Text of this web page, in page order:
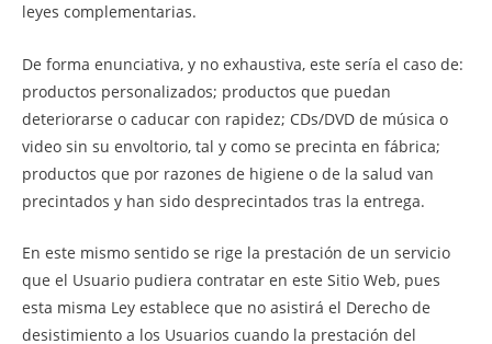
leyes complementarias.
De forma enunciativa, y no exhaustiva, este sería el caso de:
productos personalizados; productos que puedan
deteriorarse o caducar con rapidez; CDs/DVD de música o
video sin su envoltorio, tal y como se precinta en fábrica;
productos que por razones de higiene o de la salud van
precintados y han sido desprecintados tras la entrega.
En este mismo sentido se rige la prestación de un servicio
que el Usuario pudiera contratar en este Sitio Web, pues
esta misma Ley establece que no asistirá el Derecho de
desistimiento a los Usuarios cuando la prestación del